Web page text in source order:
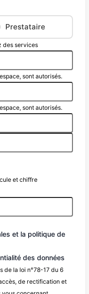
Prestataire
des services
sont autorisés.
sont autorisés.
et chiffre
et la politique de
des données
de la loi n°78-17 du 6
de rectification et